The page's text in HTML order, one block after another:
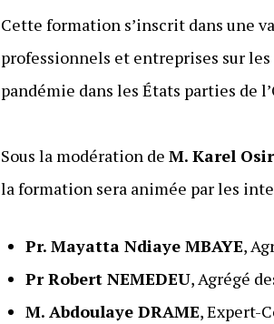
Cette formation s’inscrit dans une
professionnels et entreprises sur
pandémie dans les États parties de
Sous la modération deM. Karel
la formation sera animée par les
Pr. Mayatta Ndiaye MBAYE,
Pr Robert NEMEDEU, Agrégé
M. Abdoulaye DRAME, Expert-